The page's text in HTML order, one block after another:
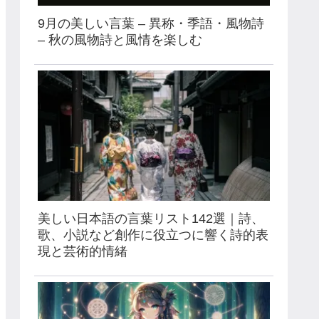
9月の美しい言葉 – 異称・季語・風物詩
– 秋の風物詩と風情を楽しむ
美しい日本語の言葉リスト142選｜詩、
歌、小説など創作に役立つに響く詩的表
現と芸術的情緒